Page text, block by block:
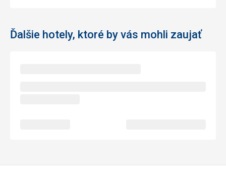
Ďalšie hotely, ktoré by vás mohli zaujať